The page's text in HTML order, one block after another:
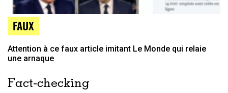
FAUX
Attention à ce faux article imitant Le Monde qui relaie
une arnaque
Fact-checking